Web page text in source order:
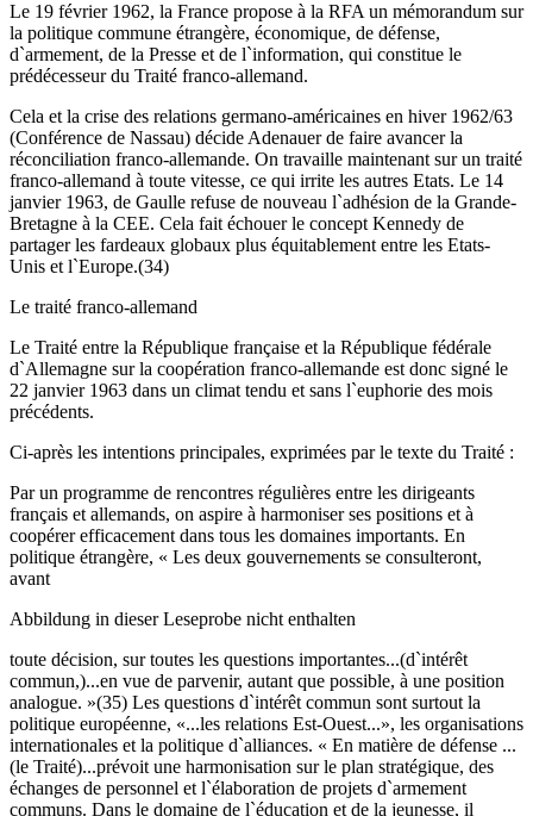
Le 19 février 1962, la France propose à la RFA un mémorandum sur
la politique commune étrangère, économique, de défense,
d`armement, de la Presse et de l`information, qui constitue le
prédécesseur du Traité franco-allemand.
Cela et la crise des relations germano-américaines en hiver 1962/63
(Conférence de Nassau) décide Adenauer de faire avancer la
réconciliation franco-allemande. On travaille maintenant sur un traité
franco-allemand à toute vitesse, ce qui irrite les autres Etats. Le 14
janvier 1963, de Gaulle refuse de nouveau l`adhésion de la Grande-
Bretagne à la CEE. Cela fait échouer le concept Kennedy de
partager les fardeaux globaux plus équitablement entre les Etats-
Unis et l`Europe.(34)
Le traité franco-allemand
Le Traité entre la République française et la République fédérale
d`Allemagne sur la coopération franco-allemande est donc signé le
22 janvier 1963 dans un climat tendu et sans l`euphorie des mois
précédents.
Ci-après les intentions principales, exprimées par le texte du Traité :
Par un programme de rencontres régulières entre les dirigeants
français et allemands, on aspire à harmoniser ses positions et à
coopérer efficacement dans tous les domaines importants. En
politique étrangère, « Les deux gouvernements se consulteront,
avant
Abbildung in dieser Leseprobe nicht enthalten
toute décision, sur toutes les questions importantes...(d`intérêt
commun,)...en vue de parvenir, autant que possible, à une position
analogue. »(35) Les questions d`intérêt commun sont surtout la
politique européenne, «...les relations Est-Ouest...», les organisations
internationales et la politique d`alliances. « En matière de défense ...
(le Traité)...prévoit une harmonisation sur le plan stratégique, des
échanges de personnel et l`élaboration de projets d`armement
communs. Dans le domaine de l`éducation et de la jeunesse, il